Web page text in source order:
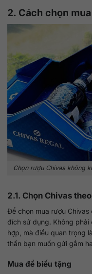
2. Cách chọn
Chọn rượu Chivas không
2.1. Chọn Chivas
Để chọn mua rượu
đích sử dụng. Không
hợp, mà điều quan trọng
thần bạn muốn gửi gắm
Mua để biếu tặng